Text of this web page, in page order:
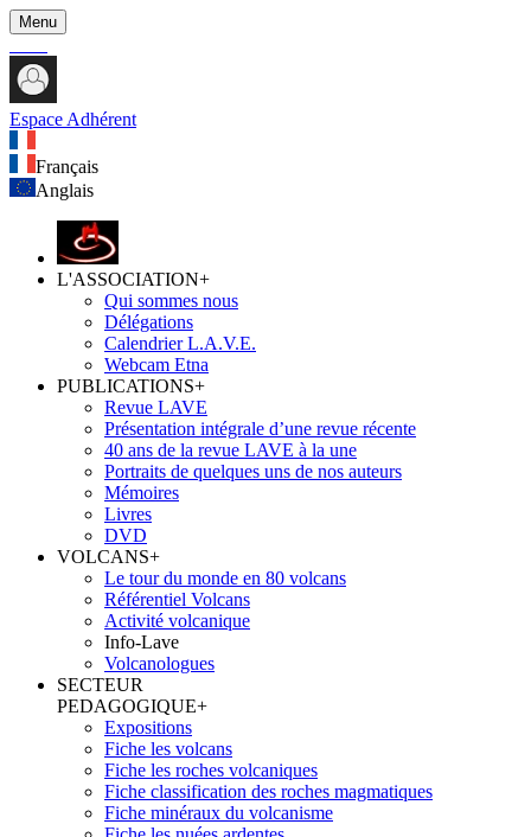
Menu
Espace Adhérent
Français
Anglais
L'ASSOCIATION+
Qui sommes nous
Délégations
Calendrier L.A.V.E.
Webcam Etna
PUBLICATIONS+
Revue LAVE
Présentation intégrale d’une revue récente
40 ans de la revue LAVE à la une
Portraits de quelques uns de nos auteurs
Mémoires
Livres
DVD
VOLCANS+
Le tour du monde en 80 volcans
Référentiel Volcans
Activité volcanique
Info-Lave
Volcanologues
SECTEUR
PEDAGOGIQUE+
Expositions
Fiche les volcans
Fiche les roches volcaniques
Fiche classification des roches magmatiques
Fiche minéraux du volcanisme